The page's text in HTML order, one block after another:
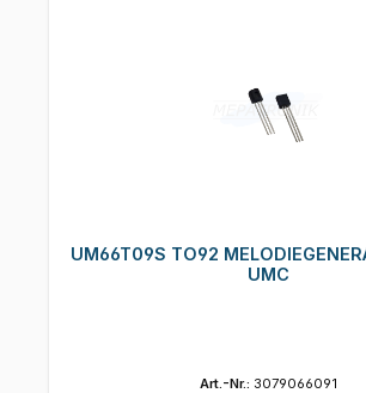
UM66T09S TO92
UMC
Art.-Nr.: 3079066091